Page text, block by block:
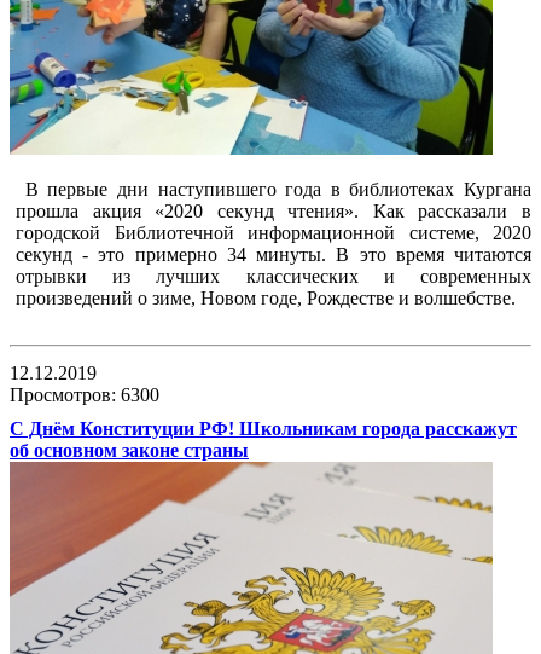
В первые дни наступившего года в библиотеках Кургана
прошла акция «2020 секунд чтения». Как рассказали в
городской Библиотечной информационной системе, 2020
секунд - это примерно 34 минуты. В это время читаются
отрывки из лучших классических и современных
произведений о зиме, Новом годе, Рождестве и волшебстве.
12.12.2019
Просмотров: 6300
С Днём Конституции РФ! Школьникам города расскажут
об основном законе страны